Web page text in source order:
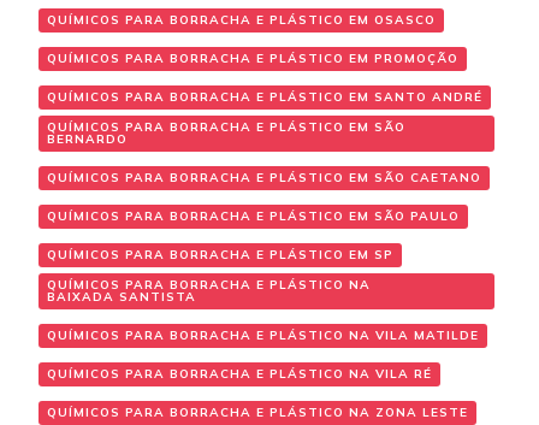
QUÍMICOS PARA BORRACHA E PLÁSTICO EM OSASCO
QUÍMICOS PARA BORRACHA E PLÁSTICO EM PROMOÇÃO
QUÍMICOS PARA BORRACHA E PLÁSTICO EM SANTO ANDRÉ
QUÍMICOS PARA BORRACHA E PLÁSTICO EM SÃO
BERNARDO
QUÍMICOS PARA BORRACHA E PLÁSTICO EM SÃO CAETANO
QUÍMICOS PARA BORRACHA E PLÁSTICO EM SÃO PAULO
QUÍMICOS PARA BORRACHA E PLÁSTICO EM SP
QUÍMICOS PARA BORRACHA E PLÁSTICO NA
BAIXADA SANTISTA
QUÍMICOS PARA BORRACHA E PLÁSTICO NA VILA MATILDE
QUÍMICOS PARA BORRACHA E PLÁSTICO NA VILA RÉ
QUÍMICOS PARA BORRACHA E PLÁSTICO NA ZONA LESTE